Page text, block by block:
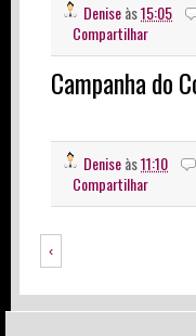
Deniseàs15:05
Compartilhar
Campanha do
Deniseàs11:10
Compartilhar
‹